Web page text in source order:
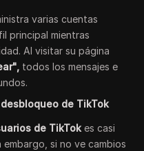
varias cuentas
principal mientras
Al visitar su página
todos los mensajes e
de TikTok
de TikTok es casi
si no ve cambios